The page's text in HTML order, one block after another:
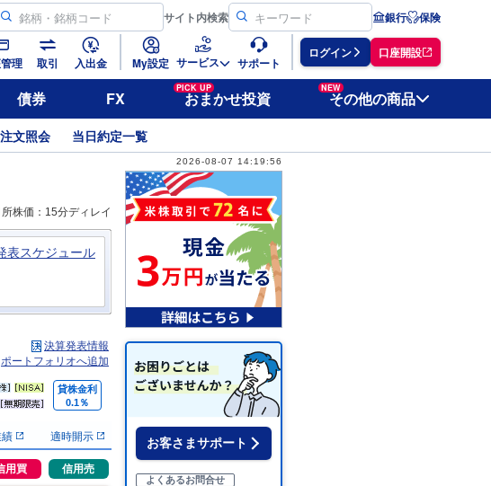
サイト内検索 銀行 保険
理 取引 入出金 My設定 サービス サポート
ログイン 口座開設
債券 FX
PICK UP
おまかせ投資
NEW
その他の商品
注文照会 当日約定一覧
2026-08-07 14:19:56
株価：15分ディレイ
表スケジュール
決算発表情報
ポートフォリオへ追加
貸株金利
0.1％
適時開示
用買 信用売
お客さまサポート
よくあるお問合せ